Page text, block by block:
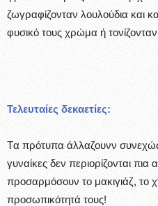
ζωγραφίζονταν λουλούδια και
φυσικό τους χρώμα ή
Τελευταίες δεκαετίες:
Tα πρότυπα άλλαζουνν
γυναίκες δεν περιορίζονται
προσαρμόσουν το μακιγιάζ, το
προσωπικότητά τους!